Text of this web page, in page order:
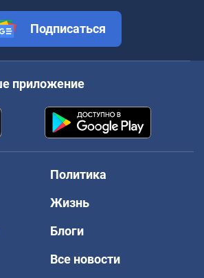
Подписаться
приложение
Политика
Жизнь
Блоги
Все новости